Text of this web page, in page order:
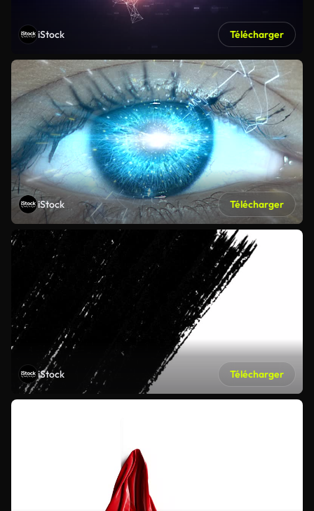
iStock Télécharger
iStock Télécharger
iStock Télécharger